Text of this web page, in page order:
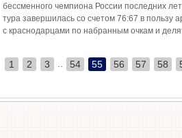
бессменного чемпиона России последних
тура завершилась со счетом 76:67 в пользу
с краснодарцами по набранным очкам и
1 2 3 54 55 56 57 58